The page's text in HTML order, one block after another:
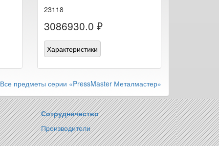
23118
3086930.0 ₽
Характеристики
Все предметы серии «PressMaster Металмастер»
Сотрудничество
Производители